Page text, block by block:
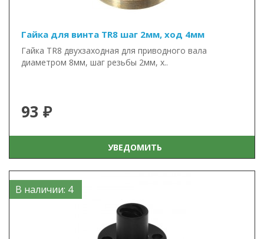
Гайка для винта TR8 шаг 2мм, ход 4мм
Гайка TR8 двухзаходная для приводного вала
диаметром 8мм, шаг резьбы 2мм, х..
93 ₽
УВЕДОМИТЬ
В наличии: 4